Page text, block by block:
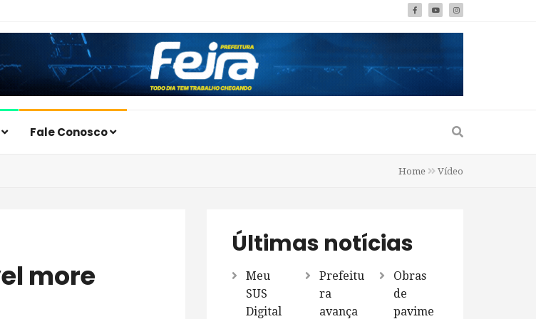
Fale Conosco
Home Vídeo
Últimas notícias
Meu
SUS
Digital
Prefeitu
ra
avança
Obras
de
pavime